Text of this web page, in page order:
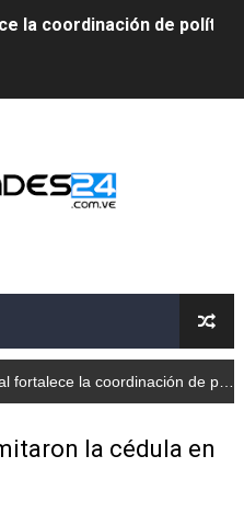
la coordinación de
en el Complejo
su talento en plan
bordado en punto de cruz
la coordinación de políticas sociales en Mérida
la cédula en